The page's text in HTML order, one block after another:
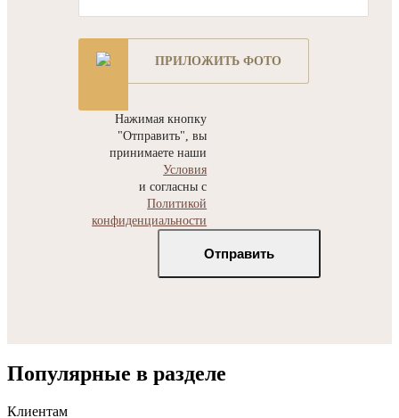
ПРИЛОЖИТЬ ФОТО
Нажимая кнопку
"Отправить", вы
принимаете наши
Условия
и согласны с
Политикой
конфиденциальности
Популярные в разделе
Клиентам